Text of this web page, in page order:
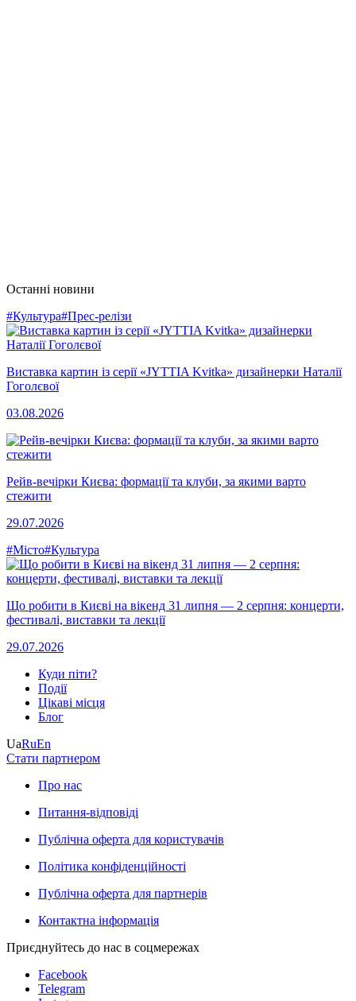
Останні новини
#Культура#Прес-релізи
Виставка картин із серії «JYTTIA Kvitka» дизайнерки Наталії
Гоголєвої
03.08.2026
Рейв-вечірки Києва: формації та клуби, за якими варто
стежити
29.07.2026
#Місто#Культура
Що робити в Києві на вікенд 31 липня — 2 серпня: концерти,
фестивалі, виставки та лекції
29.07.2026
Куди піти?
Події
Цікаві місця
Блог
UaRuEn
Стати партнером
Про нас
Питання-відповіді
Публічна оферта для користувачів
Політика конфіденційності
Публічна оферта для партнерів
Контактна інформація
Приєднуйтесь до нас в соцмережах
Facebook
Telegram